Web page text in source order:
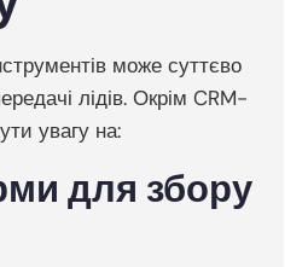
може суттєво
лідів. Окрім CRM-
увагу на:
для збору